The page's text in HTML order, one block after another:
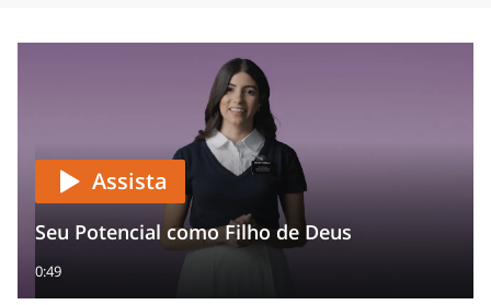
Assista
Seu Potencial como Filho de Deus
0:49